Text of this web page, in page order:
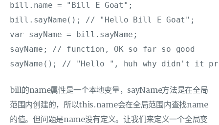
bill.name = "Bill E Goat";
bill.sayName(); // "Hello Bill E Goat";
var sayName = bill.sayName;
sayName; // function, OK so far so good
sayName(); // "Hello ", huh why didn't it
bill的name属性是一个本地变量，sayName方法是在全局
范围内创建的，所以this.name会在全局范围内查找name
的值。但问题是name没有定义。让我们来定义一个全局变